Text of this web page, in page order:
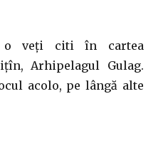
o veți citi în cartea
Arhipelagul Gulag.
acolo, pe lângă alte